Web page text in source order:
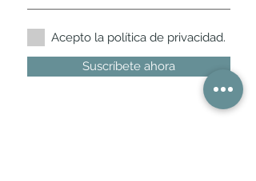
Acepto la política de privacidad.
Suscríbete ahora